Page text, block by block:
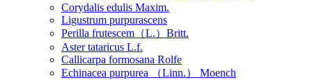
Corydalis edulis Maxim.
Ligustrum purpurascens
Perilla frutescem（L.）Britt.
Aster tataricus L.f.
Callicarpa formosana Rolfe
Echinacea purpurea （Linn.） Moench